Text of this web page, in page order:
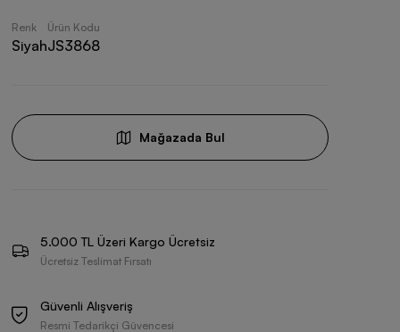
Renk
Siyah
Ürün Kodu
JS3868
Mağazada Bul
5.000 TL Üzeri Kargo Ücretsiz
Ücretsiz Teslimat Fırsatı
Güvenli Alışveriş
Resmi Tedarikçi Güvencesi